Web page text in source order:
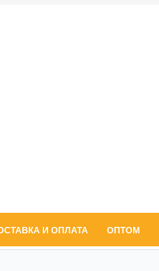
И ОПЛАТА ОПТОМ